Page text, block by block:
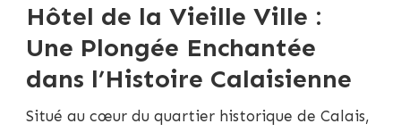
Hôtel de la Vieille Ville :
Une Plongée Enchantée
dans l’Histoire Calaisienne
Situé au cœur du quartier historique de Calais,